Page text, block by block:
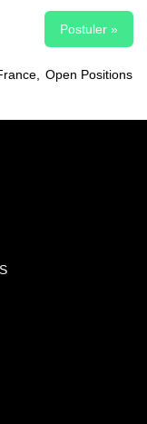
Postuler »
Open Positions